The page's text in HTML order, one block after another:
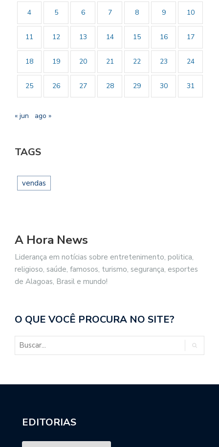
4 5 6 7 8 9 10
11 12 13 14 15 16 17
18 19 20 21 22 23 24
25 26 27 28 29 30 31
« jun ago »
TAGS
vendas
A Hora News
Liderança em notícias sobre entretenimento, politica,
religioso, saúde, famosos, turismo, segurança, esportes
de Alagoas, Brasil e mundo!
O QUE VOCÊ PROCURA NO SITE?
EDITORIAS